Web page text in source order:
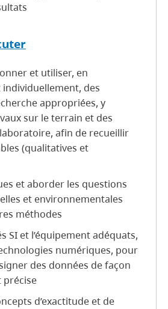
et utiliser, en
des
appropriées, y
sur le terrain et des
afin de recueillir
(qualitatives et
et aborder les questions
et environnementales
méthodes
SI et l’équipement adéquats,
numériques, pour
des données de façon
précise
d’exactitude et de